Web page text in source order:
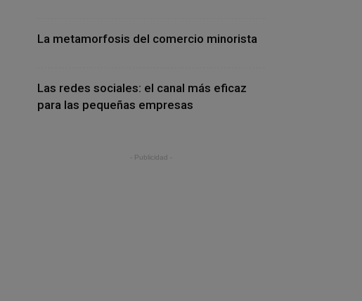
La metamorfosis del comercio minorista
Las redes sociales: el canal más eficaz
para las pequeñas empresas
- Publicidad -